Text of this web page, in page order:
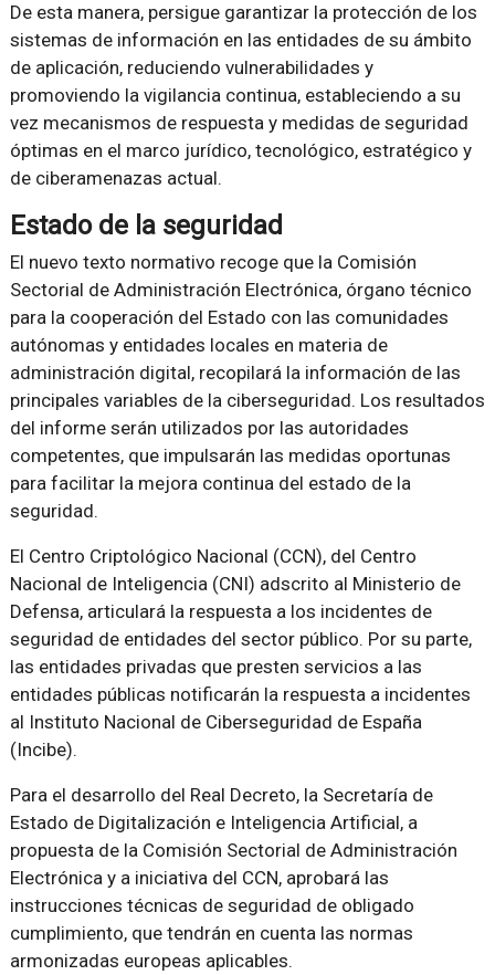
De esta manera, persigue garantizar la protección de los
sistemas de información en las entidades de su ámbito
de aplicación, reduciendo vulnerabilidades y
promoviendo la vigilancia continua, estableciendo a su
vez mecanismos de respuesta y medidas de seguridad
óptimas en el marco jurídico, tecnológico, estratégico y
de ciberamenazas actual.
Estado de la seguridad
El nuevo texto normativo recoge que la Comisión
Sectorial de Administración Electrónica, órgano técnico
para la cooperación del Estado con las comunidades
autónomas y entidades locales en materia de
administración digital, recopilará la información de las
principales variables de la ciberseguridad. Los resultados
del informe serán utilizados por las autoridades
competentes, que impulsarán las medidas oportunas
para facilitar la mejora continua del estado de la
seguridad.
El Centro Criptológico Nacional (CCN), del Centro
Nacional de Inteligencia (CNI) adscrito al Ministerio de
Defensa, articulará la respuesta a los incidentes de
seguridad de entidades del sector público. Por su parte,
las entidades privadas que presten servicios a las
entidades públicas notificarán la respuesta a incidentes
al Instituto Nacional de Ciberseguridad de España
(Incibe).
Para el desarrollo del Real Decreto, la Secretaría de
Estado de Digitalización e Inteligencia Artificial, a
propuesta de la Comisión Sectorial de Administración
Electrónica y a iniciativa del CCN, aprobará las
instrucciones técnicas de seguridad de obligado
cumplimiento, que tendrán en cuenta las normas
armonizadas europeas aplicables.